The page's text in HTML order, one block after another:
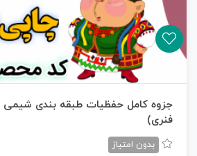
جزوه کامل حفظیات طبقه بندی شیمی
فنری)
بدون امتیاز